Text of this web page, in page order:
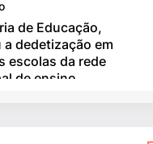
de Educação,
a dedetização em
escolas da rede
de ensino